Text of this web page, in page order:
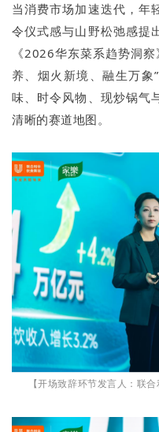
当消费市场加速迭代，年
令仪式感与山野松弛感提
《2026华东菜系趋势洞
养、烟火新境、融生万
味、时令风物、现炒锅气
清晰的赛道地图。
【开场致辞环节发言人：联